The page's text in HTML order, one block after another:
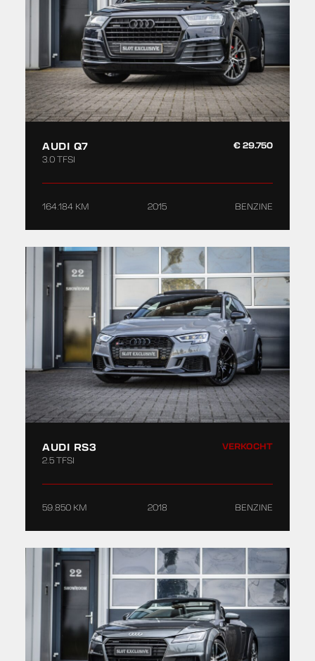
AUDI Q7
3.0 TFSI
€ 29.750
164.184 KM 2015 BENZINE
AUDI RS3
2.5 TFSI
VERKOCHT
59.850 KM 2018 BENZINE